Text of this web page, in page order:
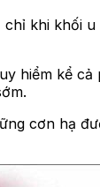
khi khối
hiểm kể
cơn hạ